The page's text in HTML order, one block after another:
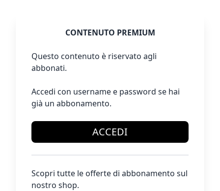
CONTENUTO PREMIUM
Questo contenuto è riservato agli
abbonati.
Accedi con username e password se hai
già un abbonamento.
ACCEDI
Scopri tutte le offerte di abbonamento sul
nostro shop.